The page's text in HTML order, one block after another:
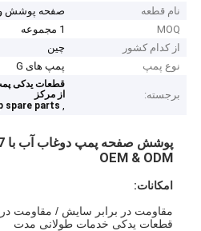
نام قطعه
صفحه پوشش
MOQ
1 مجموعه
از کدام کشور
چین
نوع پمپ
پمپ های G
برجسته:
قطعات یدکی
از مرکز
,
spare parts
OEM & ODM
امکانات:
مقاومت در برابر سایش / مقاومت
قطعات یدکی خدمات طولانی مدت